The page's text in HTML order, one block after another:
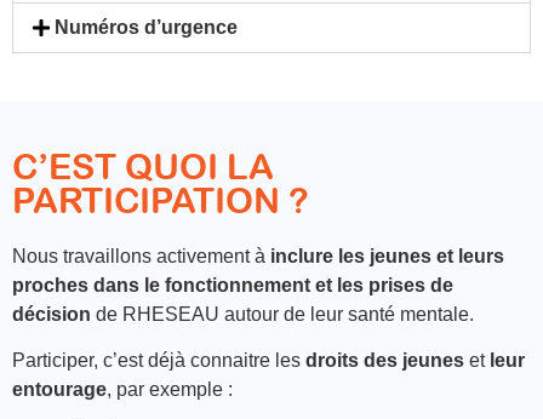
Numéros d’urgence
C’EST QUOI LA
PARTICIPATION ?
Nous travaillons activement à inclure les jeunes et leurs
proches dans le fonctionnement et les prises de
décision de RHESEAU autour de leur santé mentale.
Participer, c’est déjà connaitre les droits des jeunes et leur
entourage, par exemple :